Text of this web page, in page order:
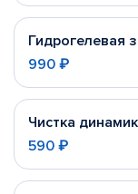
Гидрогелевая
990 ₽
Чистка
590 ₽